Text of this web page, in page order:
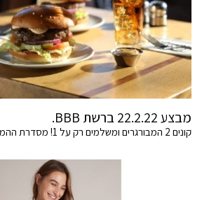
מבצע 22.2.22 ברשת BBB.
קונים 2 המבורגרים ומשלמים רק על 1! מסדרת ההמבורגרים הקלאסיים.